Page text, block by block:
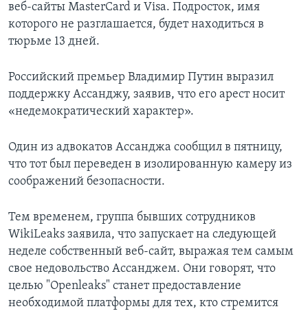
веб-сайты MasterCard и Visa. Подросток, имя
которого не разглашается, будет находиться в
тюрьме 13 дней.
Российский премьер Владимир Путин выразил
поддержку Ассанджу, заявив, что его арест носит
«недемократический характер».
Один из адвокатов Ассанджа сообщил в пятницу,
что тот был переведен в изолированную камеру из
соображений безопасности.
Тем временем, группа бывших сотрудников
WikiLeaks заявила, что запускает на следующей
неделе собственный веб-сайт, выражая тем самым
свое недовольство Ассанджем. Они говорят, что
целью "Openleaks" станет предоставление
необходимой платформы для тех, кто стремится